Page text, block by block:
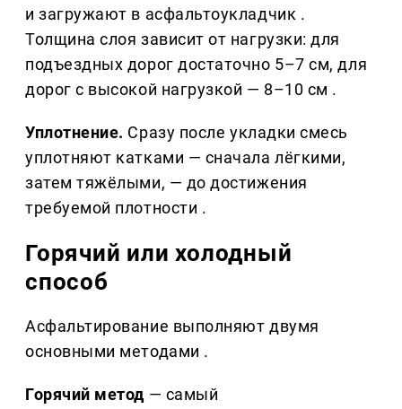
и загружают в асфальтоукладчик .
Толщина слоя зависит от нагрузки: для
подъездных дорог достаточно 5–7 см, для
дорог с высокой нагрузкой — 8–10 см .
Уплотнение. Сразу после укладки смесь
уплотняют катками — сначала лёгкими,
затем тяжёлыми, — до достижения
требуемой плотности .
Горячий или холодный
способ
Асфальтирование выполняют двумя
основными методами .
Горячий метод — самый